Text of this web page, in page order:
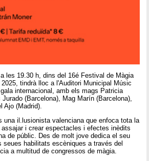
les 19.30 h, dins del 16é Festival de Màgia
tindrà lloc a l'Auditori Municipal Músic
internacional, amb els mags Patricia
(Barcelona), Mag Marín (Barcelona),
Ajo (Madrid).
una il.lusionista valenciana que enfoca tota la
i crear espectacles i efectes inèdits
de públic. Des de molt jove dedica el seu
seues habilitats escèniques a través del
a multitud de congressos de màgia.